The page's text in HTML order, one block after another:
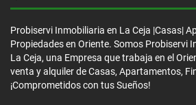
Probiservi Inmobiliaria en La Ceja |Casas|
Propiedades en Oriente. Somos Probiservi
La Ceja, una Empresa que trabaja en el
venta y alquiler de Casas, Apartamentos,
¡Comprometidos con tus Sueños!